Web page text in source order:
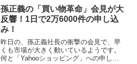
孫正義の「買い物革命」会見が大
反響！1日で2万6000件の申し込
み！
昨日の、孫正義社長の衝撃の会見で、早
くも市場が大きく動いているようです。
何と「Yahooショッピング」への申し込